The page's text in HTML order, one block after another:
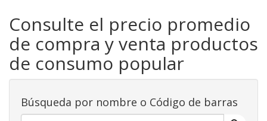
Consulte el precio promedio
de compra y venta productos
de consumo popular
Búsqueda por nombre o Código de barras